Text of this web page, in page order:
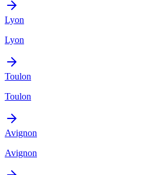
Lyon
Lyon
Toulon
Toulon
Avignon
Avignon